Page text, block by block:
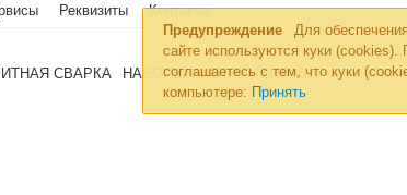
Предупреждение
Для
сайте используются куки
соглашаетесь с тем, что куки
компьютере: Принять
Реквизиты Контакты
СВАРКА НАБОРЫ ИНСТРУМЕНТОВ »